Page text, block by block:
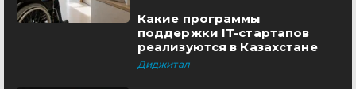
Какие программы
поддержки IT-стартапов
реализуются в Казахстане
Диджитал